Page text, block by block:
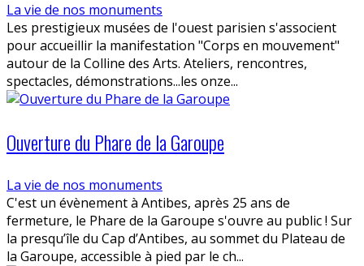
La vie de nos monuments
Les prestigieux musées de l'ouest parisien s'associent
pour accueillir la manifestation "Corps en mouvement"
autour de la Colline des Arts. Ateliers, rencontres,
spectacles, démonstrations...les onze...
Ouverture du Phare de la Garoupe
La vie de nos monuments
C'est un évènement à Antibes, après 25 ans de
fermeture, le Phare de la Garoupe s'ouvre au public ! Sur
la presqu’île du Cap d’Antibes, au sommet du Plateau de
la Garoupe, accessible à pied par le ch...